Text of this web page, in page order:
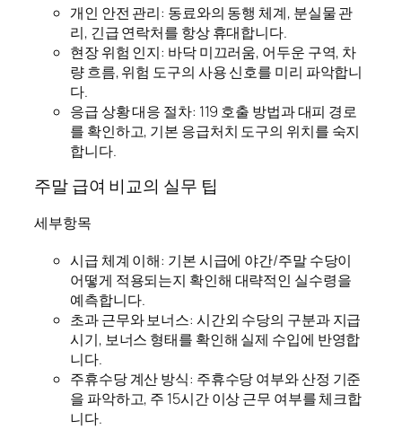
개인 안전 관리: 동료와의 동행 체계, 분실물 관
리, 긴급 연락처를 항상 휴대합니다.
현장 위험 인지: 바닥 미끄러움, 어두운 구역, 차
량 흐름, 위험 도구의 사용 신호를 미리 파악합니
다.
응급 상황 대응 절차: 119 호출 방법과 대피 경로
를 확인하고, 기본 응급처치 도구의 위치를 숙지
합니다.
주말 급여 비교의 실무 팁
세부항목
시급 체계 이해: 기본 시급에 야간/주말 수당이
어떻게 적용되는지 확인해 대략적인 실수령을
예측합니다.
초과 근무와 보너스: 시간외 수당의 구분과 지급
시기, 보너스 형태를 확인해 실제 수입에 반영합
니다.
주휴수당 계산 방식: 주휴수당 여부와 산정 기준
을 파악하고, 주 15시간 이상 근무 여부를 체크합
니다.